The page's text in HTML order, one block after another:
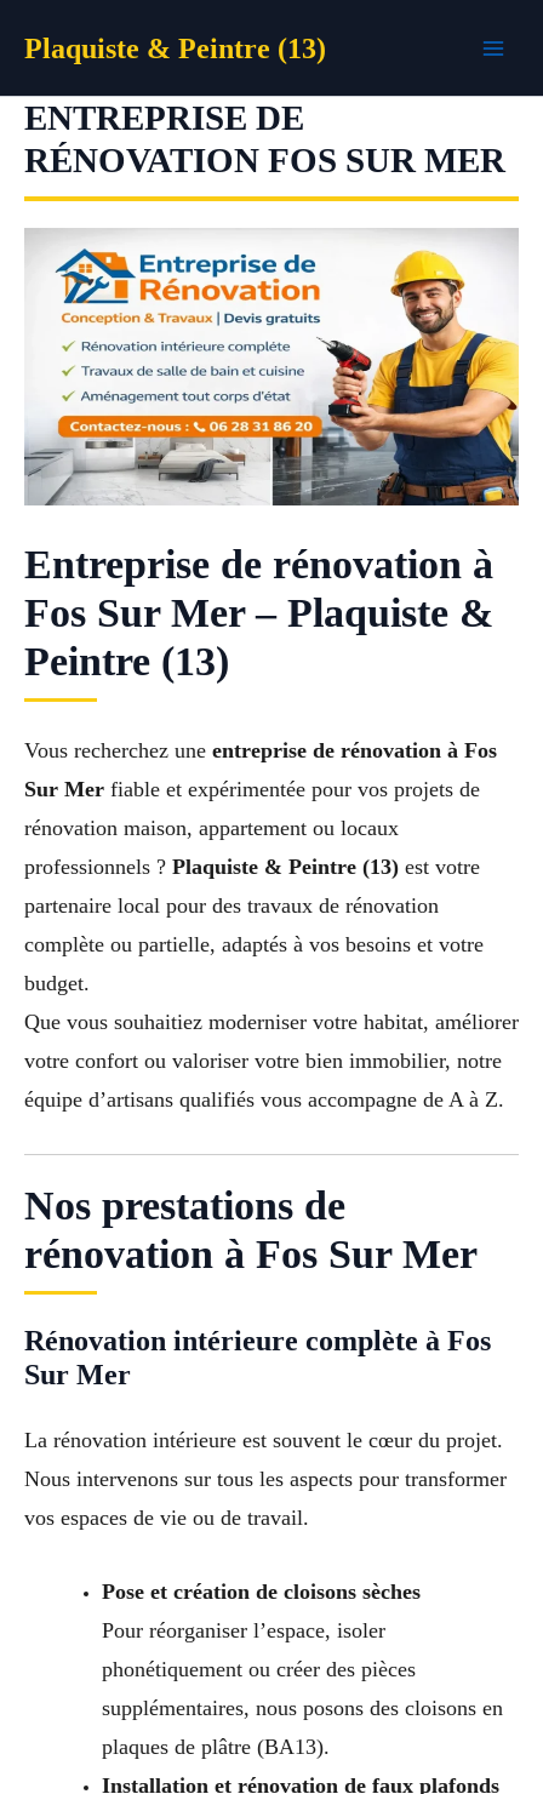
Plaquiste & Peintre (13)
ENTREPRISE DE
RÉNOVATION FOS SUR MER
Entreprise de rénovation à
Fos Sur Mer – Plaquiste &
Peintre (13)
Vous recherchez une entreprise de rénovation à Fos
Sur Mer fiable et expérimentée pour vos projets de
rénovation maison, appartement ou locaux
professionnels ? Plaquiste & Peintre (13) est votre
partenaire local pour des travaux de rénovation
complète ou partielle, adaptés à vos besoins et votre
budget.
Que vous souhaitiez moderniser votre habitat, améliorer
votre confort ou valoriser votre bien immobilier, notre
équipe d’artisans qualifiés vous accompagne de A à Z.
Nos prestations de
rénovation à Fos Sur Mer
Rénovation intérieure complète à Fos
Sur Mer
La rénovation intérieure est souvent le cœur du projet.
Nous intervenons sur tous les aspects pour transformer
vos espaces de vie ou de travail.
Pose et création de cloisons sèches
Pour réorganiser l’espace, isoler
phonétiquement ou créer des pièces
supplémentaires, nous posons des cloisons en
plaques de plâtre (BA13).
Installation et rénovation de faux plafonds